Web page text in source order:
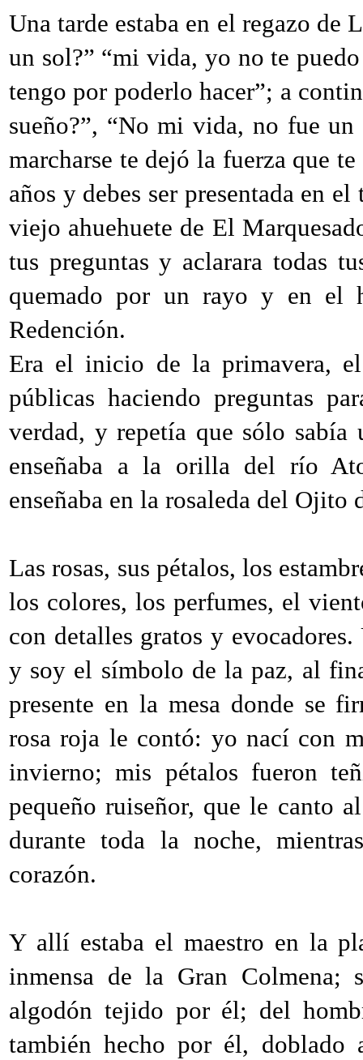
Una tarde estaba en el regazo
un sol?” “mi vida, yo no te
tengo por poderlo hacer”; a
sueño?”, “No mi vida, no fue
marcharse te dejó la fuerza que
años y debes ser presentada en
viejo ahuehuete de El
tus preguntas y aclarara todas
quemado por un rayo y en el
Redención.
Era el inicio de la primavera,
públicas haciendo preguntas
verdad, y repetía que sólo sabía
enseñaba a la orilla del río
enseñaba en la rosaleda del
Las rosas, sus pétalos, los
los colores, los perfumes, el
con detalles gratos y
y soy el símbolo de la paz, al
presente en la mesa donde se
rosa roja le contó: yo nací con
invierno; mis pétalos fueron
pequeño ruiseñor, que le canto
durante toda la noche,
corazón.
Y allí estaba el maestro en la
inmensa de la Gran Colmena;
algodón tejido por él; del
también hecho por él,